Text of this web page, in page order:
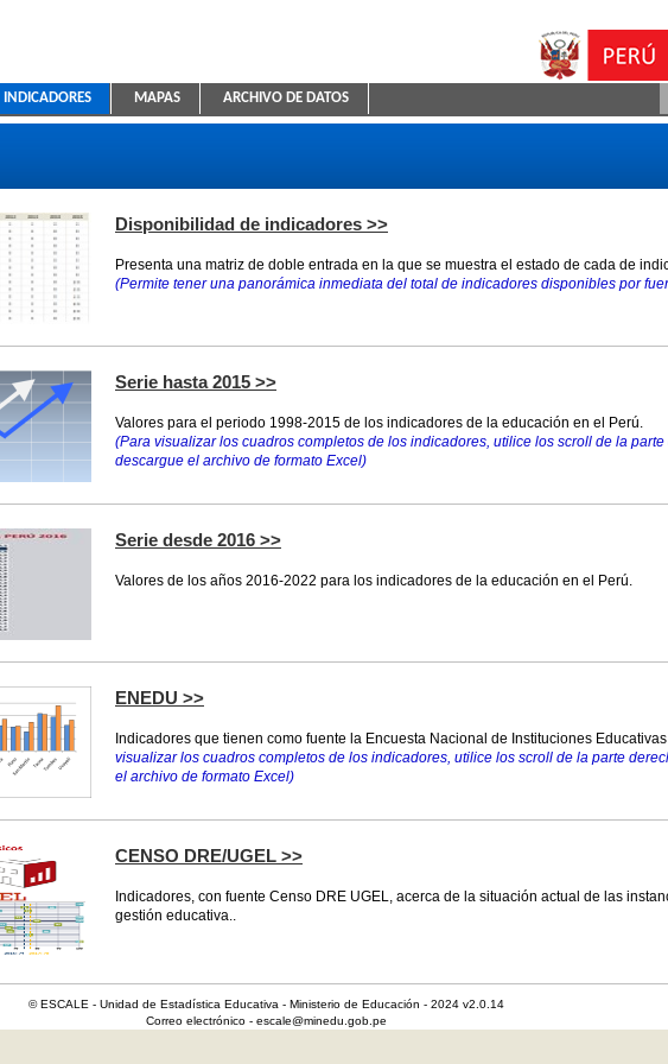
Educativa
INDICADORES MAPAS ARCHIVO DE DATOS
Disponibilidad de indicadores >>
Presenta una matriz de doble entrada en la que se muestra el estado de cada de
(Permite tener una panorámica inmediata del total de indicadores disponibles por
Serie hasta 2015 >>
Valores para el periodo 1998-2015 de los indicadores de la educación en el Perú.
(Para visualizar los cuadros completos de los indicadores, utilice los scroll de la
descargue el archivo de formato Excel)
Serie desde 2016 >>
Valores de los años 2016-2022 para los indicadores de la educación en el Perú.
ENEDU >>
Indicadores que tienen como fuente la Encuesta Nacional de Instituciones Educativas
visualizar los cuadros completos de los indicadores, utilice los scroll de la parte
el archivo de formato Excel)
CENSO DRE/UGEL >>
Indicadores, con fuente Censo DRE UGEL, acerca de la situación actual de las
gestión educativa..
© ESCALE - Unidad de Estadística Educativa - Ministerio de Educación - 2024 v2.0.14
Correo electrónico - escale@minedu.gob.pe